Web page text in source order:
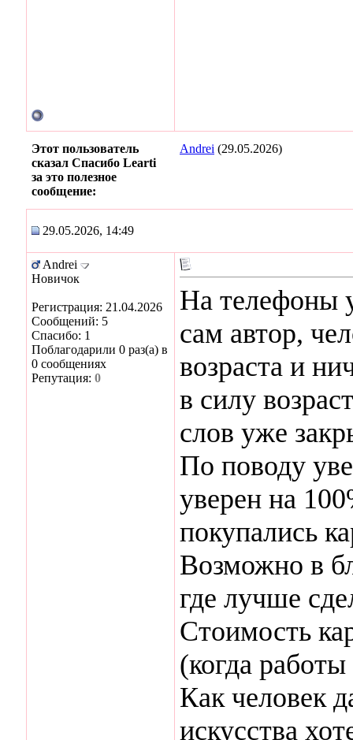
Этот пользователь
сказал Спасибо Learti
за это полезное
сообщение:
Andrei (29.05.2026)
29.05.2026, 14:49
Andrei
Новичок
Регистрация: 21.04.2026
Сообщений: 5
Спасибо: 1
Поблагодарили 0 раз(а) в
0 сообщениях
Репутация: 0
На телефоны
сам автор,
возраста и
в силу
слов уже
По поводу
уверен на
покупались
Возможно в
где лучше
Стоимость
(когда
Как человек
искусства